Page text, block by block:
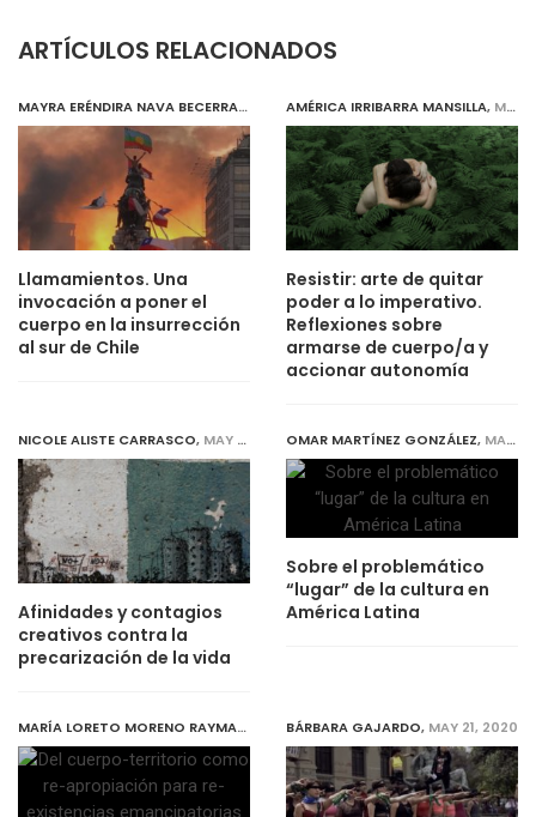
ARTÍCULOS RELACIONADOS
MAYRA ERÉNDIRA NAVA BECERRA
,MAY 20, 2020
Llamamientos. Una
invocación a poner el
cuerpo en la insurrección
al sur de Chile
AMÉRICA IRRIBARRA MANSILLA, MAY 20, 2020
Resistir: arte de quitar
poder a lo imperativo.
Reflexiones sobre
armarse de cuerpo/a y
accionar autonomía
NICOLE ALISTE CARRASCO, MAY 20, 2020
Afinidades y contagios
creativos contra la
precarización de la vida
OMAR MARTÍNEZ GONZÁLEZ, MAY 21, 2020
Sobre el problemático
“lugar” de la cultura en
América Latina
MARÍA LORETO MORENO RAYMAN MAY 21, 2020
BÁRBARA GAJARDO, MAY 21, 2020